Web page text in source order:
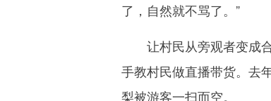
了，自然就不骂了。”
让村民从旁观者变成合
手教村民做直播带货。去
梨被游客一扫而空。